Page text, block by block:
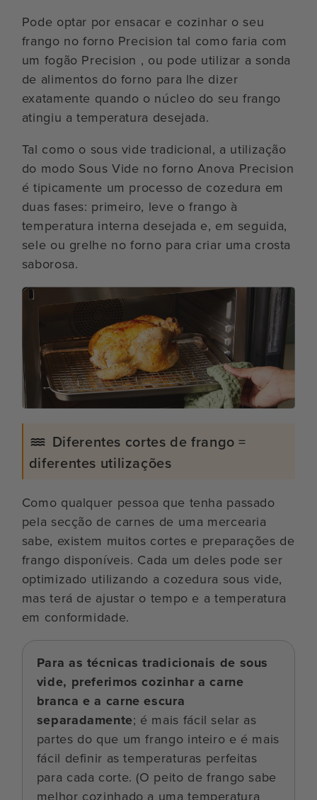
Pode optar por ensacar e cozinhar o seu
frango no forno Precision tal como faria com
um fogão Precision , ou pode utilizar a sonda
de alimentos do forno para lhe dizer
exatamente quando o núcleo do seu frango
atingiu a temperatura desejada.
Tal como o sous vide tradicional, a utilização
do modo Sous Vide no forno Anova Precision
é tipicamente um processo de cozedura em
duas fases: primeiro, leve o frango à
temperatura interna desejada e, em seguida,
sele ou grelhe no forno para criar uma crosta
saborosa.
Diferentes cortes de frango =
diferentes utilizações
Como qualquer pessoa que tenha passado
pela secção de carnes de uma mercearia
sabe, existem muitos cortes e preparações de
frango disponíveis. Cada um deles pode ser
optimizado utilizando a cozedura sous vide,
mas terá de ajustar o tempo e a temperatura
em conformidade.
Para as técnicas tradicionais de sous
vide, preferimos cozinhar a carne
branca e a carne escura
separadamente; é mais fácil selar as
partes do que um frango inteiro e é mais
fácil definir as temperaturas perfeitas
para cada corte. (O peito de frango sabe